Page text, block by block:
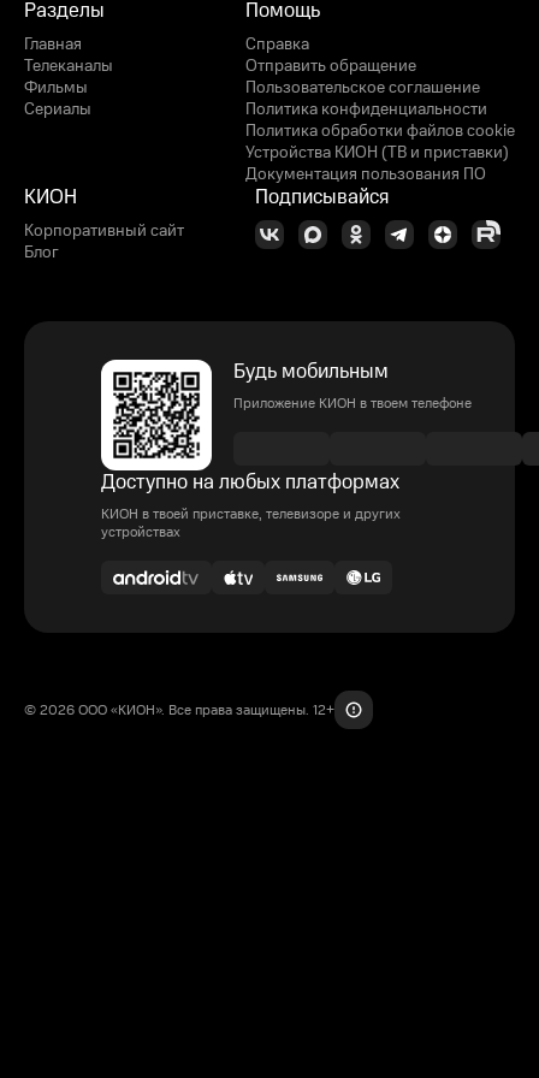
Разделы
Главная
Телеканалы
Фильмы
Сериалы
Помощь
Справка
Отправить обращение
Пользовательское соглашение
Политика конфиденциальности
Политика обработки файлов cookie
Устройства КИОН (ТВ и приставки)
Документация пользования ПО
КИОН
Корпоративный сайт
Блог
Подписывайся
Будь мобильным
Приложение КИОН в твоем телефоне
Доступно на любых платформах
КИОН в твоей приставке, телевизоре и других
устройствах
© 2026 ООО «КИОН». Все права защищены. 12+